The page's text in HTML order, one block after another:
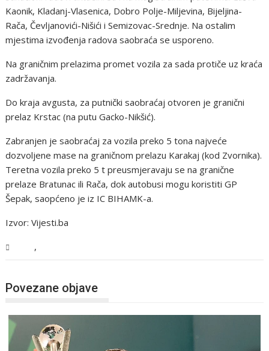
Kaonik, Kladanj-Vlasenica, Dobro Polje-Miljevina, Bijeljina-
Rača, Čevljanovići-Nišići i Semizovac-Srednje. Na ostalim
mjestima izvođenja radova saobraća se usporeno.
Na graničnim prelazima promet vozila za sada protiče uz kraća
zadržavanja.
Do kraja avgusta, za putnički saobraćaj otvoren je granični
prelaz Krstac (na putu Gacko-Nikšić).
Zabranjen je saobraćaj za vozila preko 5 tona najveće
dozvoljene mase na graničnom prelazu Karakaj (kod Zvornika).
Teretna vozila preko 5 t preusmjeravaju se na granične
prelaze Bratunac ili Rača, dok autobusi mogu koristiti GP
Šepak, saopćeno je iz IC BIHAMK-a.
Izvor: Vijesti.ba
,
Povezane objave